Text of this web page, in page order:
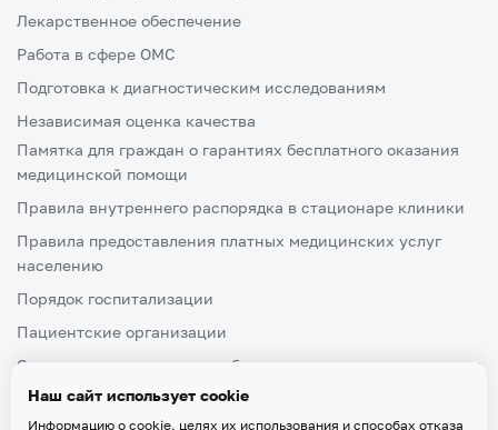
Лекарственное обеспечение
Работа в сфере ОМС
Подготовка к диагностическим исследованиям
Независимая оценка качества
Памятка для граждан о гарантиях бесплатного оказания
медицинской помощи
Правила внутреннего распорядка в стационаре клиники
Правила предоставления платных медицинских услуг
населению
Порядок госпитализации
Пациентские организации
Ознакомление пациента либо его законного представителя
с медицинской документацией, отражающей состояние
Наш сайт использует cookie
Информацию о cookie, целях их использования и способах отказа